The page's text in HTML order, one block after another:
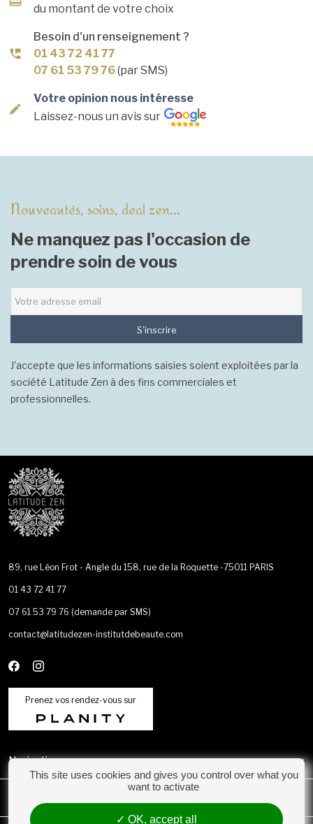
du montant de votre choix
Besoin d'un renseignement ?
01 43 72 41 77
07 61 53 79 76(par SMS)
Votre opinion nous intéresse
Laissez-nous un avis sur
Nouveautés, soins, deal zen...
Ne manquez pas l'occasion de
prendre soin de vous
S'inscrire
J'accepte que les informations saisies soient exploitées par la
société Latitude Zen à des fins commerciales et
professionnelles.
89, rue Léon Frot - Angle du 158, rue de la Roquette -75011 PARIS
01 43 72 41 77
07 61 53 79 76 (demande par SMS)
contact@latitudezen-institutdebeaute.com
Prenez vos rendez-vous sur
Navigation
This site uses cookies and gives you control over what you
want to activate
OK, accept all